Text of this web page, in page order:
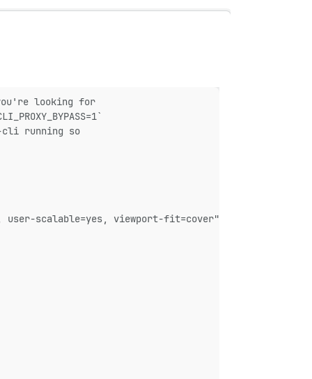
looking for
running so
user-scalable=yes, viewport-fit=cover">